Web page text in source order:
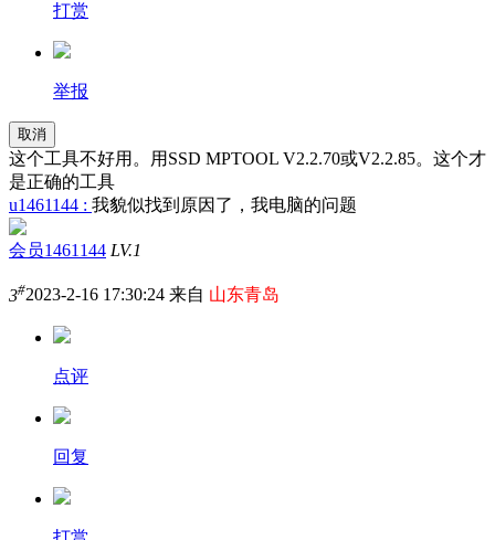
打赏
举报
取消
这个工具不好用。用SSD MPTOOL V2.2.70或V2.2.85。这个才
是正确的工具
u1461144 : 我貌似找到原因了，我电脑的问题
会员1461144 LV.1
3#2023-2-16 17:30:24 来自 山东青岛
点评
回复